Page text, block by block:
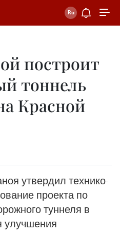
построит
тоннель
Красной
утвердил технико-
проекта по
туннеля в
улучшения